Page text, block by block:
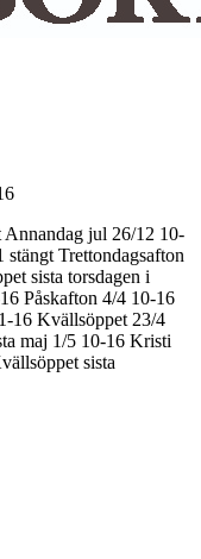
Annandag jul 26/12 10-
stängt Trettondagsafton
sista torsdagen i
Påskafton 4/4 10-16
16 Kvällsöppet 23/4
maj 1/5 10-16 Kristi
sista